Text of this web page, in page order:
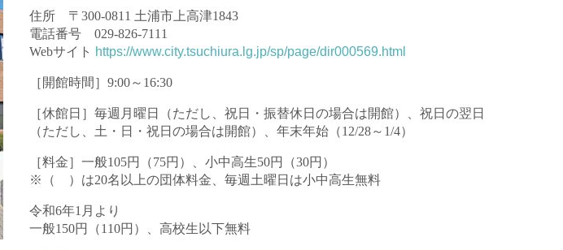
プレスルーム
住所 〒300-0811 土浦市上高津1843
電話番号 029-826-7111
Webサイト https://www.city.tsuchiura.lg.jp/sp/page/dir000569.html
［開館時間］9:00～16:30
［休館日］毎週月曜日（ただし、祝日・振替休日の場合は開館）、祝日の翌日
（ただし、土・日・祝日の場合は開館）、年末年始（12/28～1/4）
［料金］一般105円（75円）、小中高生50円（30円）
※（ ）は20名以上の団体料金、毎週土曜日は小中高生無料
令和6年1月より
一般150円（110円）、高校生以下無料